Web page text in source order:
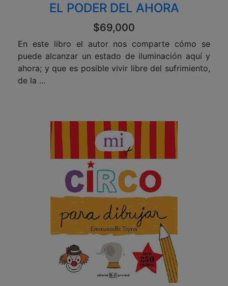
EL PODER DEL AHORA
$69,000
En este libro el autor nos comparte cómo se
puede alcanzar un estado de iluminación aquí y
ahora; y que es posible vivir libre del sufrimiento,
de la ...